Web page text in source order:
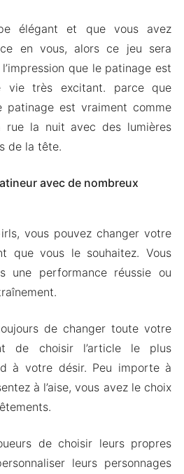
élégant et que vous avez
en vous, alors ce jeu sera
que le patinage est
très excitant. parce que
patinage est vraiment comme
rue la nuit avec des lumières
de la tête.
avec de nombreux
vous pouvez changer votre
que vous le souhaitez. Vous
une performance réussie ou
de changer toute votre
de choisir l’article le plus
à votre désir. Peu importe à
à l’aise, vous avez le choix
de choisir leurs propres
leurs personnages